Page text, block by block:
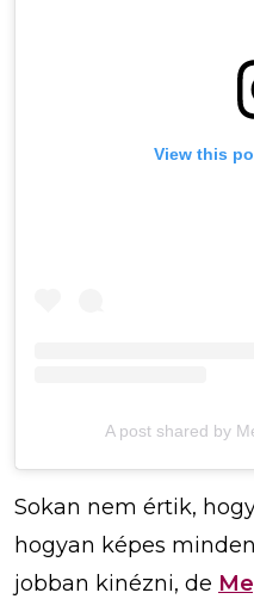
View this
A post shared by
Sokan nem értik,
hogyan képes
jobban kinézni, de